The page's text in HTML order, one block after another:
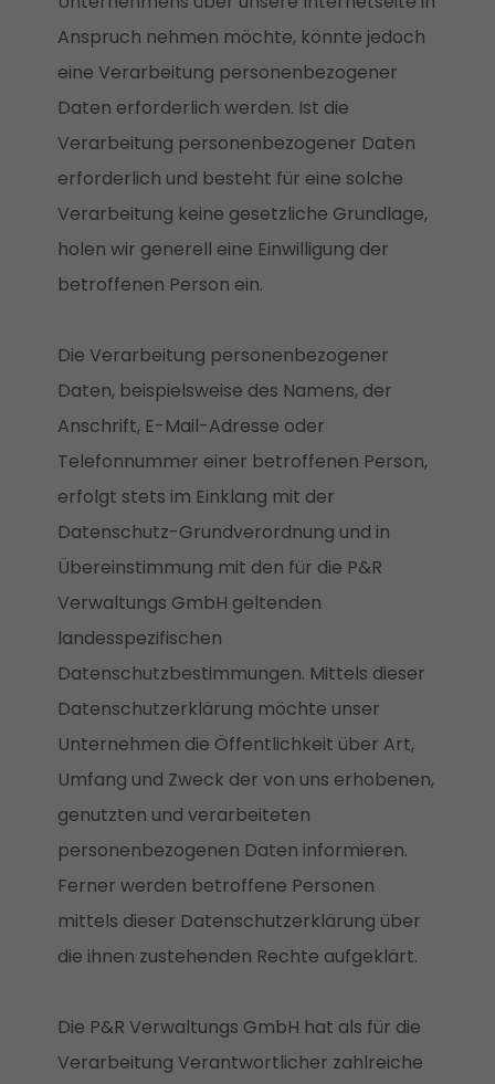
Anspruch nehmen möchte, könnte jedoch
eine Verarbeitung personenbezogener
Daten erforderlich werden. Ist die
Verarbeitung personenbezogener Daten
erforderlich und besteht für eine solche
Verarbeitung keine gesetzliche Grundlage,
holen wir generell eine Einwilligung der
betroffenen Person ein.
Die Verarbeitung personenbezogener
Daten, beispielsweise des Namens, der
Anschrift, E-Mail-Adresse oder
Telefonnummer einer betroffenen Person,
erfolgt stets im Einklang mit der
Datenschutz-Grundverordnung und in
Übereinstimmung mit den für die P&R
Verwaltungs GmbH geltenden
landesspezifischen
Datenschutzbestimmungen. Mittels dieser
Datenschutzerklärung möchte unser
Unternehmen die Öffentlichkeit über Art,
Umfang und Zweck der von uns erhobenen,
genutzten und verarbeiteten
personenbezogenen Daten informieren.
Ferner werden betroffene Personen
mittels dieser Datenschutzerklärung über
die ihnen zustehenden Rechte aufgeklärt.
Die P&R Verwaltungs GmbH hat als für die
Verarbeitung Verantwortlicher zahlreiche